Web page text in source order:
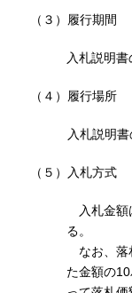
（３）履行期間
入札説明書
（４）履行場所
入札説明書の
（５）入札方式
入札金額
る。
なお、落
た金額の